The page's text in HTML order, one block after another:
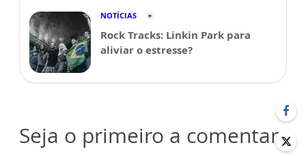
NOTÍCIAS
Rock Tracks: Linkin Park para
aliviar o estresse?
Seja o primeiro a comentar